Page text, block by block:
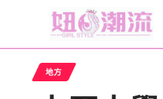
地方